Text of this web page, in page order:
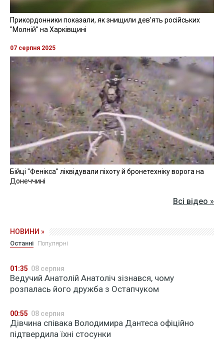
Прикордонники показали, як знищили девʼять російських
"Молній" на Харківщині
07 серпня 2025
Бійці "Фенікса" ліквідували піхоту й бронетехніку ворога на
Донеччині
Всі відео »
НОВИНИ »
Останні Популярні
01:35 08 серпня
Ведучий Анатолій Анатоліч зізнався, чому
розпалась його дружба з Остапчуком
00:55 08 серпня
Дівчина співака Володимира Дантеса офіційно
підтвердила їхні стосунки